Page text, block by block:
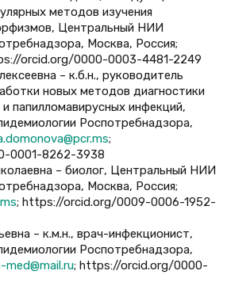
методов изучения
Центральный НИИ
Москва, Россия;
orcid.org/0000-0003-4481-2249
– к.б.н., руководитель
новых методов диагностики
папилломавирусных инфекций,
Роспотребнадзора,
;
0001-8262-3938
– биолог, Центральный НИИ
Москва, Россия;
; https://orcid.org/0009-0006-1952-
– к.м.н., врач-инфекционист,
Роспотребнадзора,
med@mail.ru; https://orcid.org/0000-